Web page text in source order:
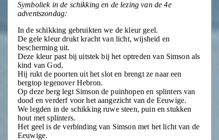
Symboliek in de schikking en de lezing van de 4e
adventszondag:
In de schikking gebruikten we de kleur geel.
De gele kleur drukt kracht van licht, wijsheid en
bescherming uit.
Deze kleur past bij uitstek bij het optreden van Simson als
kind van God.
Hij rukt de poorten uit het slot en brengt ze naar een
bergtop tegenover Hebron.
Op deze berg legt Simson de puinhopen en splinters van
dood en verderf voor het aangezicht van de Eeuwige.
We legden in de schikking ruwe steen, puin en stukken
hout met splinters.
Het geel is de verbinding van Simson met het licht van de
Eeuwige.